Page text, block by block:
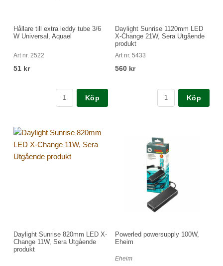
Hållare till extra leddy tube 3/6
W Universal, Aquael
Art nr. 2522
51 kr
Köp
Daylight Sunrise 1120mm LED
X-Change 21W, Sera Utgående
produkt
Art nr. 5433
560 kr
Köp
Daylight Sunrise 820mm LED X-
Change 11W, Sera Utgående
produkt
Powerled powersupply 100W,
Eheim
Eheim